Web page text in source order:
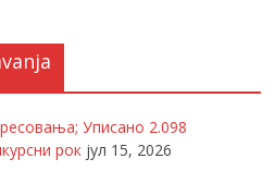
Уписано 2.098
рок јул 15, 2026